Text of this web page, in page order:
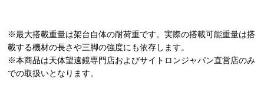
※最大搭載重量は架台自体の耐荷重です。実際の搭載可能重量は搭
載する機材の長さや三脚の強度にも依存します。
※本商品は天体望遠鏡専門店およびサイトロンジャパン直営店のみ
での取扱いとなります。